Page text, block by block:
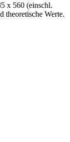
x 560 (einschl.
theoretische Werte.